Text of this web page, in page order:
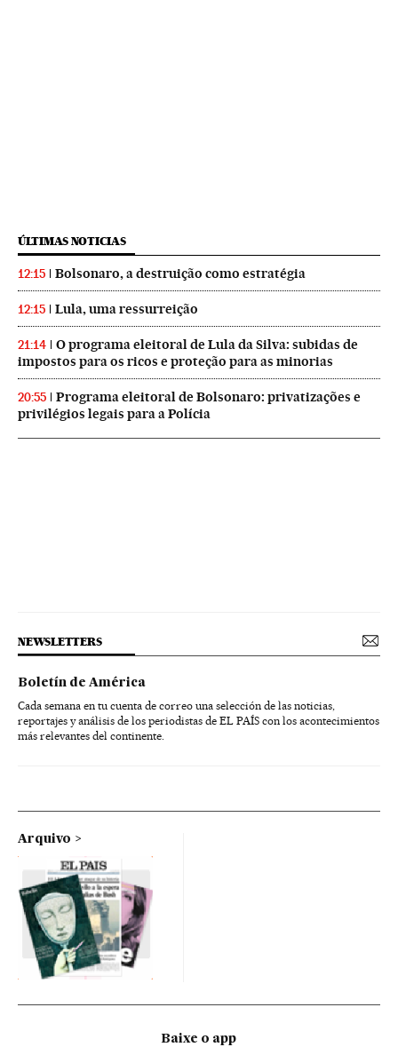
ÚLTIMAS NOTICIAS
12:15 Bolsonaro, a destruição como estratégia
12:15 Lula, uma ressurreição
21:14
O programa eleitoral de Lula da Silva: subidas de
impostos para os ricos e proteção para as minorias
20:55
Programa eleitoral de Bolsonaro: privatizações e
privilégios legais para a Polícia
NEWSLETTERS
Boletín de América
Cada semana en tu cuenta de correo una selección de las noticias,
reportajes y análisis de los periodistas de EL PAÍS con los acontecimientos
más relevantes del continente.
Arquivo
Baixe o app